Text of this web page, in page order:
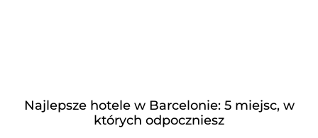
Najlepsze hotele w Barcelonie: 5 miejsc, w
których odpoczniesz